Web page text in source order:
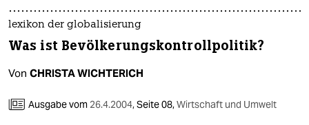
lexikon der globalisierung
Was ist Bevölkerungskontrollpolitik?
Von CHRISTA WICHTERICH
Ausgabe vom 26.4.2004,Seite 08,Wirtschaft und Umwelt